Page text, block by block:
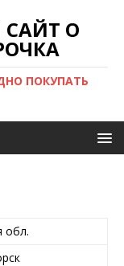
О
ПОКУПАТЬ
обл.